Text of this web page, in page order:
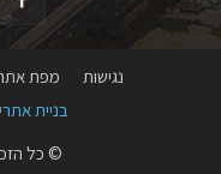
נגישות מפת
בניית
© כל